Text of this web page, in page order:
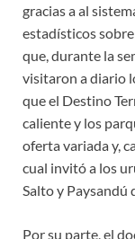
gracias a al
estadísticos
que, durante la
visitaron a diario
que el Destino
caliente y los
oferta variada y,
cual invitó a los
Salto y Paysandú
Por su parte, el